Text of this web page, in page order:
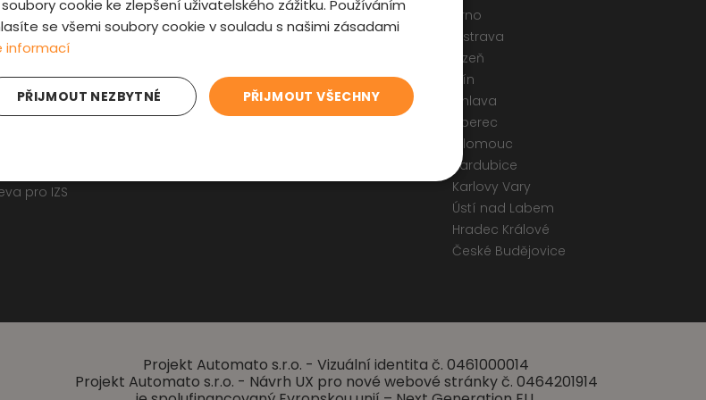
kontrola auta
historie
smlouva na auto
pro IZS
Kontakt
O nás
Osobní údaje a Cookies
Reklamační formulář
Brno
Ostrava
Plzeň
Zlín
Jihlava
Liberec
Olomouc
Pardubice
Karlovy Vary
Ústí nad Labem
Hradec Králové
České Budějovice
Projekt Automato s.r.o. - Vizuální identita č. 0461000014
Projekt Automato s.r.o. - Návrh UX pro nové webové stránky č. 0464201914
cookie ke zlepšení uživatelského zážitku. Používáním
se všemi soubory cookie v souladu s našimi zásadami
informací
PŘIJMOUT VŠECHNY
PŘIJMOUT NEZBYTNÉ